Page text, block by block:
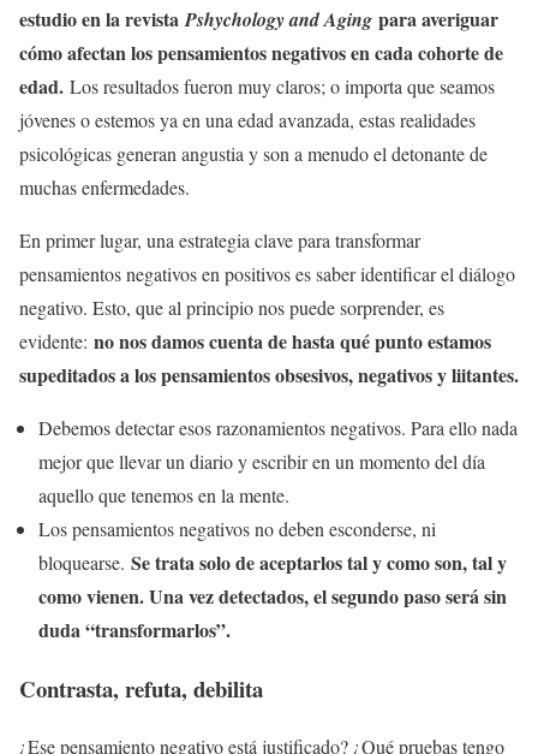
estudio en la revistaPshychology and Aging para averiguar
cómo afectan los pensamientos negativos en cada cohorte de
edad. Los resultados fueron muy claros; o importa que seamos
jóvenes o estemos ya en una edad avanzada, estas realidades
psicológicas generan angustia y son a menudo el detonante de
muchas enfermedades.
En primer lugar, una estrategia clave para transformar
pensamientos negativos en positivos es saber identificar el diálogo
negativo. Esto, que al principio nos puede sorprender, es
evidente: no nos damos cuenta de hasta qué punto estamos
supeditados a los pensamientos obsesivos, negativos y liitantes.
Debemos detectar esos razonamientos negativos. Para ello nada
mejor que llevar un diario y escribir en un momento del día
aquello que tenemos en la mente.
Los pensamientos negativos no deben esconderse, ni
bloquearse. Se trata solo de aceptarlos tal y como son, tal y
como vienen. Una vez detectados, el segundo paso será sin
duda “transformarlos”.
Contrasta, refuta, debilita
¿Ese pensamiento negativo está justificado? ¿Qué pruebas tengo